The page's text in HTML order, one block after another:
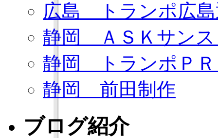
広島 トランポ広島
静岡 ＡＳＫサンス
静岡 トランポＰ
静岡 前田制作
ブログ紹介